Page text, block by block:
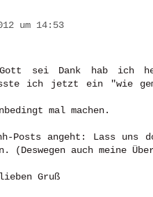
um 14:53
sei Dank hab ich
ich jetzt ein "wie
mal machen.
Posts angeht: Lass uns
(Deswegen auch meine
Gruß